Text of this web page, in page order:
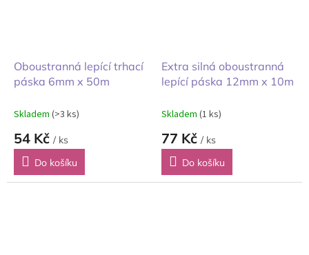
Oboustranná lepící trhací
páska 6mm x 50m
Skladem (>3 ks)
54 Kč / ks
Do košíku
Extra silná oboustranná
lepící páska 12mm x 10m
Skladem (1 ks)
77 Kč / ks
Do košíku